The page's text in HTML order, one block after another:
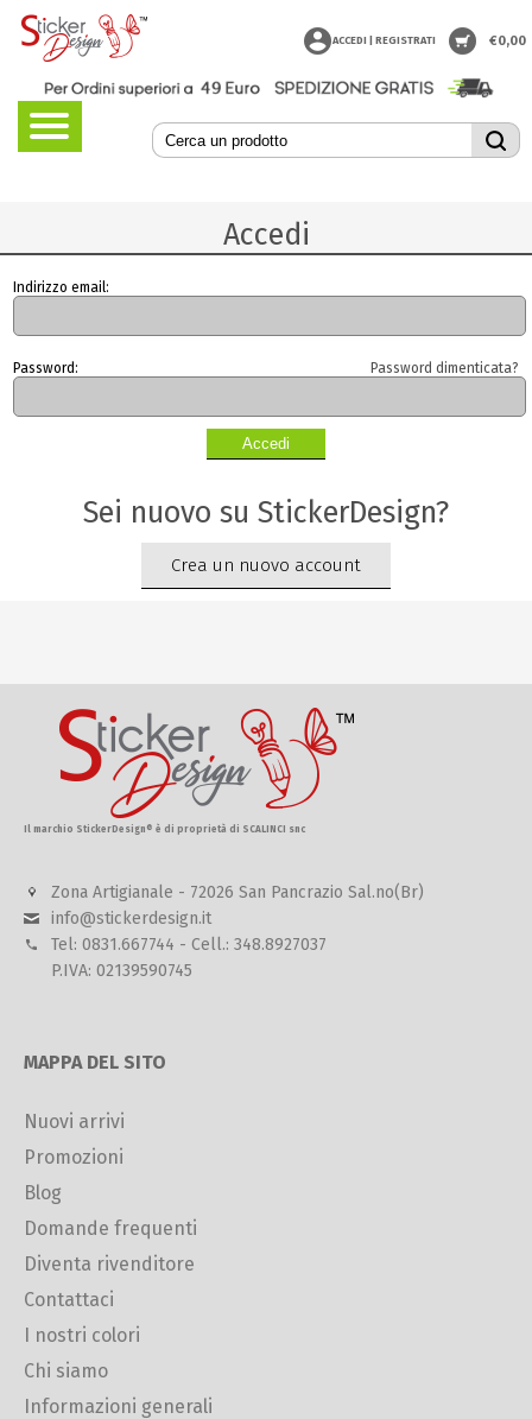
Accedi
Indirizzo email:
Password: Password dimenticata?
Sei nuovo su StickerDesign?
Crea un nuovo account
Il marchio StickerDesign® è di proprietà di SCALINCI snc
Zona Artigianale - 72026 San Pancrazio Sal.no(Br)
info@stickerdesign.it
Tel: 0831.667744 - Cell.: 348.8927037
P.IVA: 02139590745
MAPPA DEL SITO
Nuovi arrivi
Promozioni
Blog
Domande frequenti
Diventa rivenditore
Contattaci
I nostri colori
Chi siamo
Informazioni generali
ACCEDI | REGISTRATI €0,00